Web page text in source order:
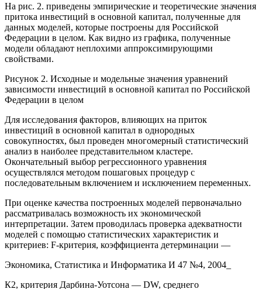
На рис. 2. приведены эмпирические и теоретические значения
притока инвестиций в основной капитал, полученные для
данных моделей, которые построены для Российской
Федерации в целом. Как видно из графика, полученные
модели обладают неплохими аппроксимирующими
свойствами.
Рисунок 2. Исходные и модельные значения уравнений
зависимости инвестиций в основной капитал по Российской
Федерации в целом
Для исследования факторов, влияющих на приток
инвестиций в основной капитал в однородных
совокупностях, был проведен многомерный статистический
анализ в наиболее представительном кластере.
Окончательный выбор регрессионного уравнения
осуществлялся методом пошаговых процедур с
последовательным включением и исключением переменных.
При оценке качества построенных моделей первоначально
рассматривалась возможность их экономической
интерпретации. Затем проводилась проверка адекватности
моделей с помощью статистических характеристик и
критериев: F-критерия, коэффициента детерминации —
Экономика, Статистика и Информатика И 47 №4, 2004_
К2, критерия Дарбина-Уотсона — DW, среднего